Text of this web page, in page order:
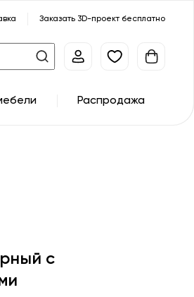
Заказать 3D-проект бесплатно
Распродажа
с